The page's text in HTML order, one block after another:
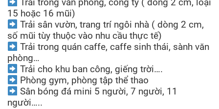
Trải trong văn phòng, công ty ( dòng 2 cm, loại
15 hoặc 16 mũi)
Trải sân vườn, trang trí ngôi nhà ( dòng 2 cm,
số mũi tùy thuộc vào nhu cầu thực tế)
Trải trong quán caffe, caffe sinh thái, sành văn
phòng…
Trải cho khu ban công, giếng trời….
Phòng gym, phòng tập thể thao
Sân bóng đá mini 5 người, 7 người, 11
người…..